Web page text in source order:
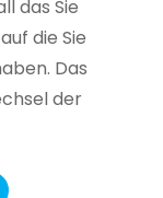
das Sie
die Sie
Das
der